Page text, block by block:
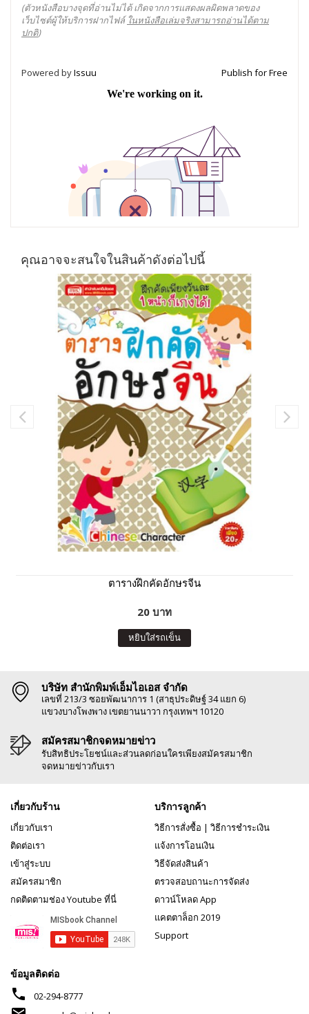
(ตัวหนังสือบางจุดที่อ่านไม่ได้ เกิดจากการแสดงผลผิดพลาดของ
เว็บไซต์ผู้ให้บริการฝากไฟล์ ในหนังสือเล่มจริงสามารถอ่านได้ตาม
ปกติ)
Powered byIssuu Publish for Free
คุณอาจจะสนใจในสินค้าดังต่อไปนี้
ตารางฝึกคัดอักษรจีน
20 บาท
หยิบใส่รถเข็น
บริษัท สำนักพิมพ์เอ็มไอเอส จำกัด
เลขที่ 213/3 ซอยพัฒนาการ 1 (สาธุประดิษฐ์ 34 แยก 6)
แขวงบางโพงพาง เขตยานนาวา กรุงเทพฯ 10120
สมัครสมาชิกจดหมายข่าว
รับสิทธิประโยชน์และส่วนลดก่อนใครเพียงสมัครสมาชิก
จดหมายข่าวกับเรา
เกี่ยวกับร้าน
เกี่ยวกับเรา
ติดต่อเรา
เข้าสู่ระบบ
สมัครสมาชิก
กดติดตามช่อง Youtube ที่นี่
บริการลูกค้า
วิธีการสั่งซื้อ | วิธีการชำระเงิน
แจ้งการโอนเงิน
วิธีจัดส่งสินค้า
ตรวจสอบถานะการจัดส่ง
ดาวน์โหลด App
แคตตาล็อก 2019
Support
ข้อมูลติดต่อ
phone 02-294-8777